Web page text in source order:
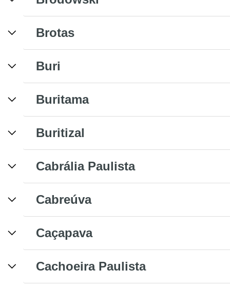
Brotas
Buri
Buritama
Buritizal
Cabrália Paulista
Cabreúva
Caçapava
Cachoeira Paulista